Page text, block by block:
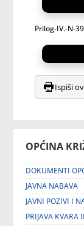
OPĆINA
DOKUMENTI
JAVNA NABAVA
JAVNI POZIVI I
PRIJAVA KVARA
Prilog-IV.-N-
Ispiši